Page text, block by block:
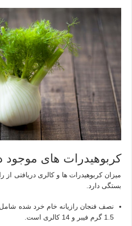
کربوهیدرات های موجود
میزان کربوهیدرات ها و کالری دریافتی
بستگی دارد.
1.5 گرم فیبر و 14 کالری است.